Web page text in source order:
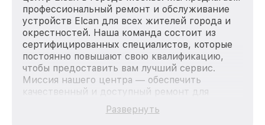
профессиональный ремонт и обслуживание
устройств Elcan для всех жителей города и
окрестностей. Наша команда состоит из
сертифицированных специалистов, которые
постоянно повышают свою квалификацию,
чтобы предоставить вам лучший сервис.
Миссия нашего центра — обеспечить
качественный и доступный ремонт для
каждого пользователя продукции Elcan, вне
зависимости от сложности поломки. Мы
Развернуть